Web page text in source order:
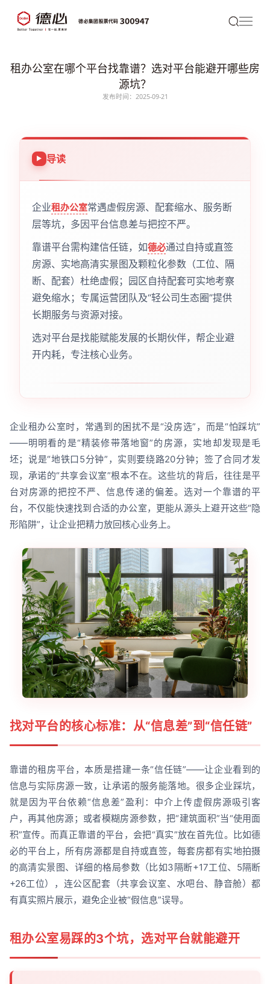
租办公室在哪个平台找靠谱？选对平台能避开哪些房
源坑？
发布时间：2025-09-21
导读
企业租办公室常遇虚假房源、配套缩水、服务断
层等坑，多因平台信息差与把控不严。
靠谱平台需构建信任链，如德必通过自持或直签
房源、实地高清实景图及颗粒化参数（工位、隔
断、配套）杜绝虚假；园区自持配套可实地考察
避免缩水；专属运营团队及“轻公司生态圈”提供
长期服务与资源对接。
选对平台是找能赋能发展的长期伙伴，帮企业避
开内耗，专注核心业务。
企业租办公室时，常遇到的困扰不是“没房选”，而是“怕踩坑”
——明明看的是“精装修带落地窗”的房源，实地却发现是毛
坯；说是“地铁口5分钟”，实则要绕路20分钟；签了合同才发
现，承诺的“共享会议室”根本不在。这些坑的背后，往往是平
台对房源的把控不严、信息传递的偏差。选对一个靠谱的平
台，不仅能快速找到合适的办公室，更能从源头上避开这些“隐
形陷阱”，让企业把精力放回核心业务上。
找对平台的核心标准：从“信息差”到“信任链”
靠谱的租房平台，本质是搭建一条“信任链”——让企业看到的
信息与实际房源一致，让承诺的服务能落地。很多企业踩坑，
就是因为平台依赖“信息差”盈利：中介上传虚假房源吸引客
户，再其他房源；或者模糊房源参数，把“建筑面积”当“使用面
积”宣传。而真正靠谱的平台，会把“真实”放在首先位。比如德
必的平台上，所有房源都是自持或直签，每套房都有实地拍摄
的高清实景图、详细的格局参数（比如3隔断+17工位、5隔断
+26工位），连公区配套（共享会议室、水吧台、静音舱）都
有真实照片展示，避免企业被“假信息”误导。
租办公室易踩的3个坑，选对平台就能避开